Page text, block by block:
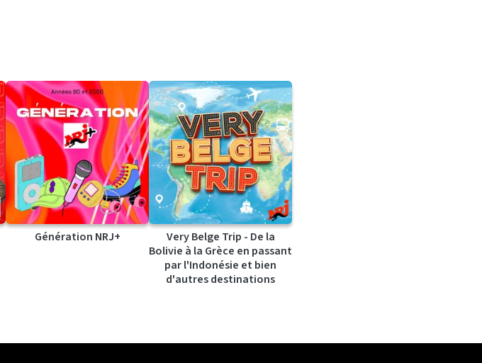
Génération NRJ+
Very Belge Trip - De la
Bolivie à la Grèce en passant
par l'Indonésie et bien
d'autres destinations